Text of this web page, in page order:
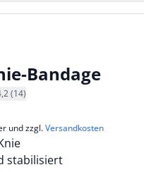
Bandage
(14)
und zzgl.Versandkosten
stabilisiert